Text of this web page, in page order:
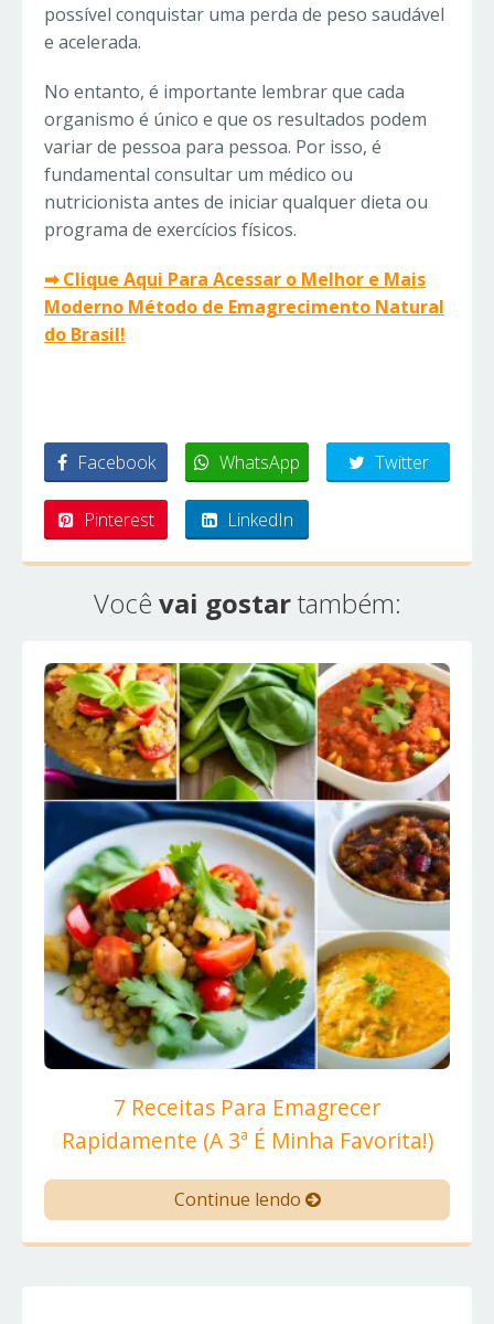
possível conquistar uma perda de peso saudável
e acelerada.
No entanto, é importante lembrar que cada
organismo é único e que os resultados podem
variar de pessoa para pessoa. Por isso, é
fundamental consultar um médico ou
nutricionista antes de iniciar qualquer dieta ou
programa de exercícios físicos.
➡ Clique Aqui Para Acessar o Melhor e Mais
Moderno Método de Emagrecimento Natural
do Brasil!
Facebook WhatsApp Twitter
Pinterest LinkedIn
Você vai gostartambém:
7 Receitas Para Emagrecer
Rapidamente (A 3ª É Minha Favorita!)
Continue lendo